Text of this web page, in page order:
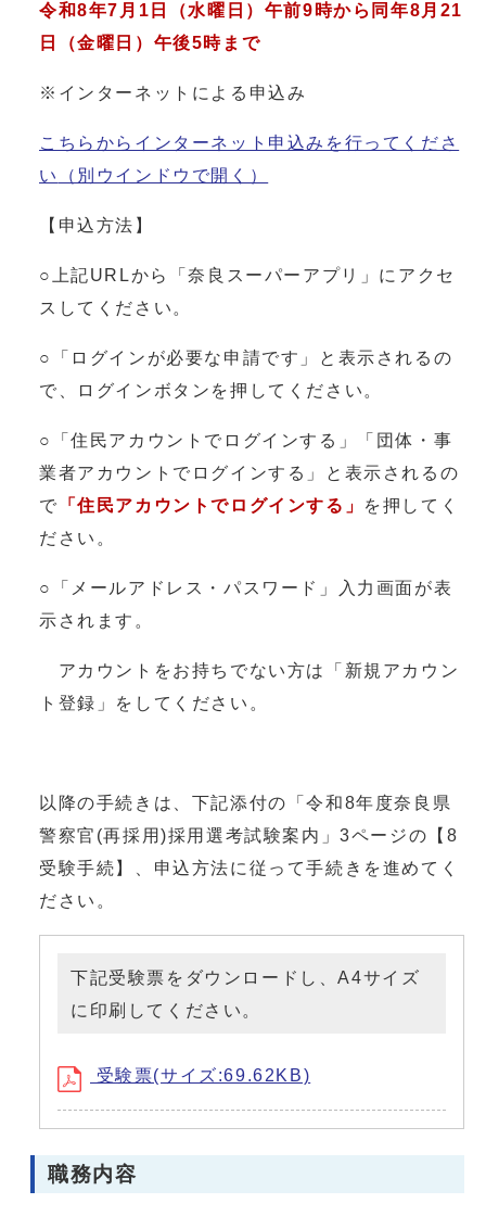
令和8年7月1日（水曜日）午前9時から同年8月21
日（金曜日）午後5時まで
※インターネットによる申込み
こちらからインターネット申込みを行ってくださ
い
（別ウインドウで開く）
【申込方法】
○上記URLから「奈良スーパーアプリ」にアクセ
スしてください。
○「ログインが必要な申請です」と表示されるの
で、ログインボタンを押してください。
○「住民アカウントでログインする」「団体・事
業者アカウントでログインする」と表示されるの
で 「住民アカウントでログインする」
を押してく
ださい。
○「メールアドレス・パスワード」入力画面が表
示されます。
アカウントをお持ちでない方は「新規アカウン
ト登録」をしてください。
以降の手続きは、下記添付の「令和8年度奈良県
警察官(再採用)採用選考試験案内」3ページの【8
受験手続】、申込方法に従って手続きを進めてく
ださい。
下記受験票をダウンロードし、A4サイズ
に印刷してください。
受験票(サイズ:69.62KB)
職務内容